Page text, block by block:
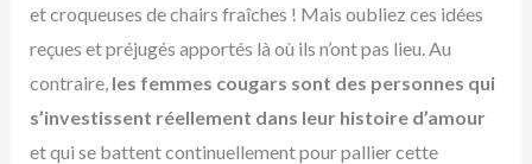
et croqueuses de chairs fraîches ! Mais oubliez ces idées
reçues et préjugés apportés là où ils n’ont pas lieu. Au
contraire, les femmes cougars sont des personnes qui
s’investissent réellement dans leur histoire d’amour
et qui se battent continuellement pour pallier cette